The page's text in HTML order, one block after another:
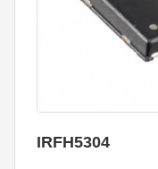
IRFH5304